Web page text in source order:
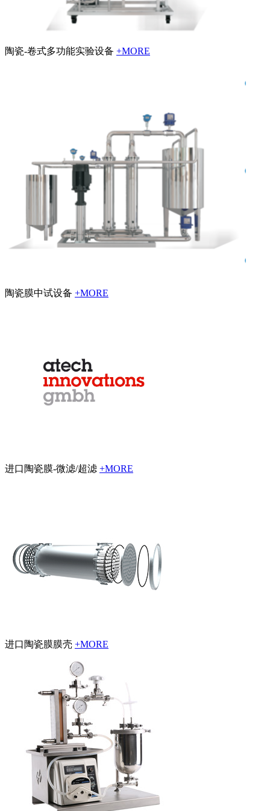
陶瓷-卷式多功能实验设备 +MORE
陶瓷膜中试设备 +MORE
进口陶瓷膜-微滤/超滤 +MORE
进口陶瓷膜膜壳 +MORE